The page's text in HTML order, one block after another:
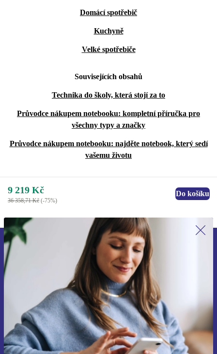
Domácí spotřebič
Kuchyně
Velké spotřebiče
Souvisejících obsahů
Technika do školy, která stojí za to
Průvodce nákupem notebooku: kompletní příručka pro
všechny typy a značky
Průvodce nákupem notebooku: najděte notebook, který sedí
vašemu životu
9 219 Kč
36 358,71 Kč (-75%)
Do košíku
Přihlas se k odběru našich novinek a
ušetři 400 Kč!
Už nikdy nepromeškej žádnou nabídku.
Chci voucher
Informace o použití osobních údajů najdeš v našich
Zásadách ochrany osobních údajů.